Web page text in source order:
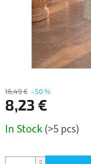
16,49 € –50 %
8,23 €
price:
In Stock(>5 pcs)